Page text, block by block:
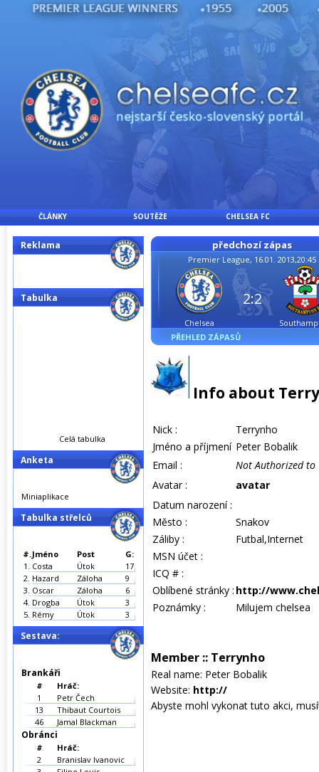
ČLÁNKY SOUTĚŽE CHELSEA FC
předchozí zápas
Premier League, 16.01. 2013,20:45
Chelsea
2:2
PŘEHLED ZÁPASŮ
Info about
Nick :
Terrynho
Jméno a příjmení Peter Bobalik
Email :
Not Authorized to
Avatar :
avatar
Datum narození :
Město :
Snakov
Záliby :
Futbal,Internet
MSN účet :
ICQ # :
Oblíbené stránky : http://
Poznámky :
Milujem chelsea
Member :: Terrynho
Real name: Peter Bobalik
Website: http://
Abyste mohl vykonat tuto akci,
Reklama
Tabulka
Celá tabulka
Anketa
Miniaplikace
Tabulka střelců
#.Jméno Post
G:
1. Costa Útok
17
2. Hazard Záloha
9
3. Oscar Záloha
6
4. Drogba Útok
3
5. Rémy Útok 3
Sestava:
Brankáři
#
Hráč:
1
Petr Čech
13
Thibaut Courtois
46
Jamal Blackman
Obránci
#
Hráč:
2
Branislav Ivanovic